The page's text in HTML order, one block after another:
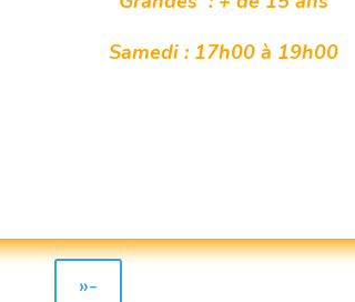
Samedi : 17h00 à 19h00
»-